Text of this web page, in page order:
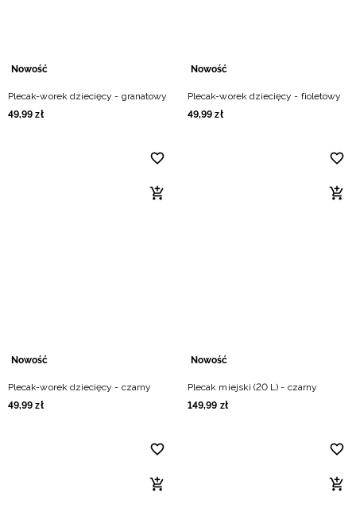
Nowość
Plecak-worek dziecięcy - granatowy
49,99 zł
Nowość
Plecak-worek dziecięcy - fioletowy
49,99 zł
Nowość
Plecak-worek dziecięcy - czarny
49,99 zł
Nowość
Plecak miejski (20 L) - czarny
149,99 zł